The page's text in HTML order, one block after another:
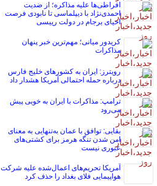
افراطی‌ها علیه مذاکره؛ از ضدیت
احمدی‌نژاد با دیپلماسی تا نابودی فرصت
احیای برجام در دولت رییسی
کریدور میانی؛ مهم‌ترین خبر پنهان
مذاکرات
رویترز: ایران به کشورهای خلیج فارس
درباره حمله احتمالی آمریکا هشدار داد
ترامپ: مذاکرات با ایران به خوبی پیش
می‌رود
بقایی: توافق با عمان به‌تنهایی به معنای
امن شدن تنگه هرمز برای کشتی‌های
عبوری نیست
آمریکا تحریم‌های اعمال‌شده علیه شرکت
هواپیمایی فلای بغداد را حذف کرد